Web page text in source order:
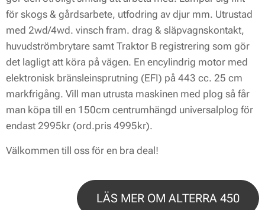
för skogs & gårdsarbete, utfodring av djur mm. Utrustad
med 2wd/4wd. vinsch fram. drag & släpvagnskontakt,
huvudströmbrytare samt Traktor B registrering som gör
det lagligt att köra på vägen. En encylindrig motor med
elektronisk bränsleinsprutning (EFI) på 443 cc. 25 cm
markfrigång. Vill man utrusta maskinen med plog så får
man köpa till en 150cm centrumhängd universalplog för
endast 2995kr (ord.pris 4995kr).
Välkommen till oss för en bra deal!
LÄS MER OM ALTERRA 450